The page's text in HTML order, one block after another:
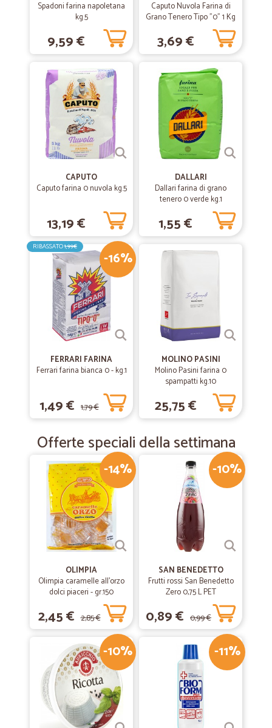
Spadoni farina napoletana
kg.5
9,59 €
Caputo Nuvola Farina di
Grano Tenero Tipo "0" 1 Kg
3,69 €
CAPUTO
Caputo farina 0 nuvola kg.5
13,19 €
DALLARI
Dallari farina di grano
tenero 0 verde kg.1
1,55 €
-16%
RIBASSATO1,99€
FERRARI FARINA
Ferrari farina bianca 0 - kg.1
1,49 € 1,79 €
MOLINO PASINI
Molino Pasini farina 0
spampatti kg.10
25,75 €
Offerte speciali della settimana
-14%
OLIMPIA
Olimpia caramelle all'orzo
dolci piaceri - gr.150
2,45 € 2,85 €
-10%
SAN BENEDETTO
Frutti rossi San Benedetto
Zero 0,75 L PET
0,89 € 0,99 €
-10% -11%